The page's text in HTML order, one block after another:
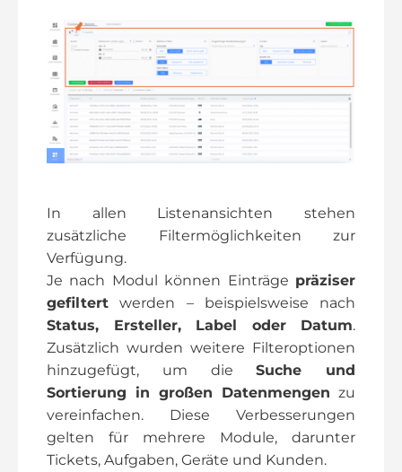
In allen Listenansichten stehen
zusätzliche Filtermöglichkeiten zur
Verfügung.
Je nach Modul können Einträge präziser
gefiltert werden – beispielsweise nach
Status, Ersteller, Label oder Datum.
Zusätzlich wurden weitere Filteroptionen
hinzugefügt, um dieSuche und
Sortierung in großen Datenmengen zu
vereinfachen. Diese Verbesserungen
gelten für mehrere Module, darunter
Tickets, Aufgaben, Geräte und Kunden.